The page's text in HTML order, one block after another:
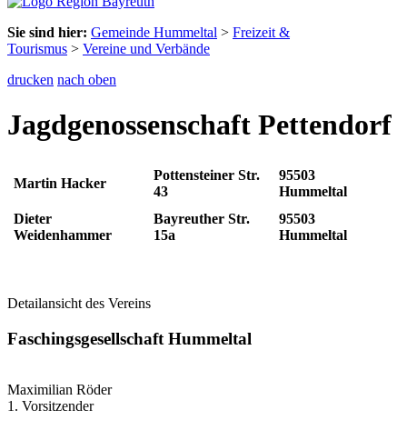
Sie sind hier: Gemeinde Hummeltal > Freizeit &
Tourismus > Vereine und Verbände
drucken nach oben
Jagdgenossenschaft Pettendorf
Martin Hacker
Pottensteiner Str.
43
95503
Hummeltal
Dieter
Weidenhammer
Bayreuther Str.
15a
95503
Hummeltal
Detailansicht des Vereins
Faschingsgesellschaft Hummeltal
Maximilian Röder
1. Vorsitzender